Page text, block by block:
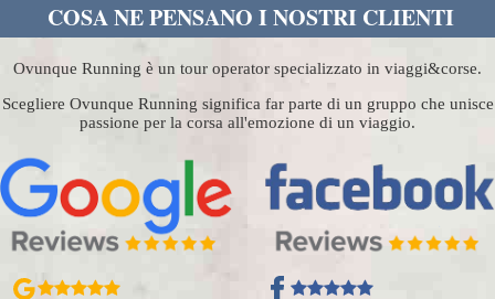
COSA NE PENSANO I NOSTRI CLIENTI
Ovunque Running è un tour operator specializzato in viaggi&corse.
Scegliere Ovunque Running significa far parte di un gruppo che unisce
passione per la corsa all'emozione di un viaggio.